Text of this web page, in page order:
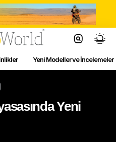
Yeni Modeller ve İncelemeler
Yeni